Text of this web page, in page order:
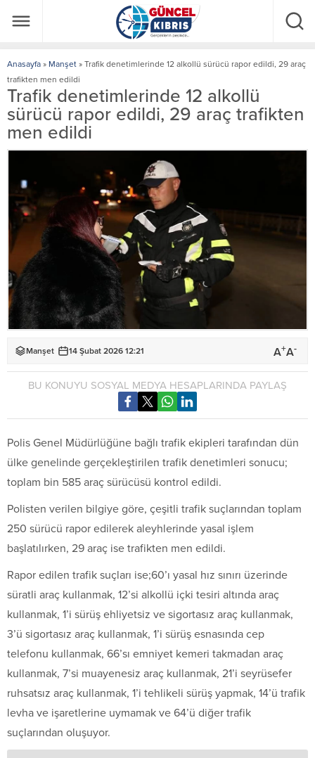
Anasayfa » Manşet » Trafik denetimlerinde 12 alkollü sürücü rapor edildi, 29 araç
trafikten men edildi
Trafik denetimlerinde 12 alkollü
sürücü rapor edildi, 29 araç trafikten
men edildi
Manşet 14 Şubat 2026 12:21 A+A-
BU KONUYU SOSYAL MEDYA HESAPLARINDA PAYLAŞ
Polis Genel Müdürlüğüne bağlı trafik ekipleri tarafından dün
ülke genelinde gerçekleştirilen trafik denetimleri sonucu;
toplam bin 585 araç sürücüsü kontrol edildi.
Polisten verilen bilgiye göre, çeşitli trafik suçlarından toplam
250 sürücü rapor edilerek aleyhlerinde yasal işlem
başlatılırken, 29 araç ise trafikten men edildi.
Rapor edilen trafik suçları ise;60’ı yasal hız sınırı üzerinde
süratli araç kullanmak, 12’si alkollü içki tesiri altında araç
kullanmak, 1’i sürüş ehliyetsiz ve sigortasız araç kullanmak,
3’ü sigortasız araç kullanmak, 1’i sürüş esnasında cep
telefonu kullanmak, 66’sı emniyet kemeri takmadan araç
kullanmak, 7’si muayenesiz araç kullanmak, 21’i seyrüsefer
ruhsatsız araç kullanmak, 1’i tehlikeli sürüş yapmak, 14’ü trafik
levha ve işaretlerine uymamak ve 64’ü diğer trafik
suçlarından oluşuyor.